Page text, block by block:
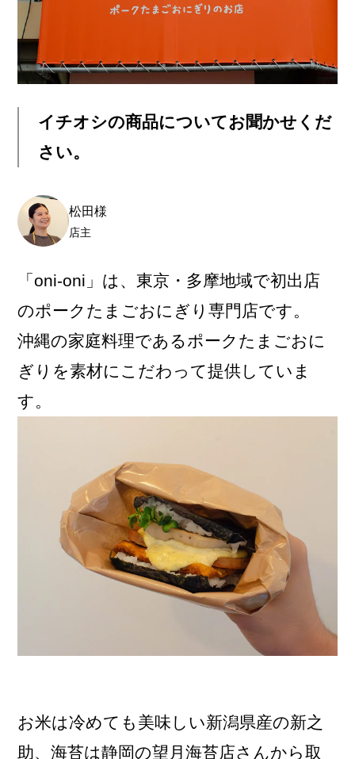
イチオシの商品についてお聞かせくだ
さい。
松田様
店主
「oni-oni」は、東京・多摩地域で初出店
のポークたまごおにぎり専門店です。
沖縄の家庭料理であるポークたまごおに
ぎりを素材にこだわって提供していま
す。
お米は冷めても美味しい新潟県産の新之
助、海苔は静岡の望月海苔店さんから取